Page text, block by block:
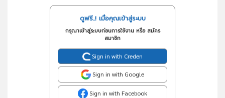
ดูฟรี..! เมื่อคุณเข้าสู่ระบบ
กรุณาเข้าสู่ระบบก่อนการใช้งาน หรือ สมัคร
สมาชิก
Sign in with Creden
Sign in with Google
Sign in with Facebook